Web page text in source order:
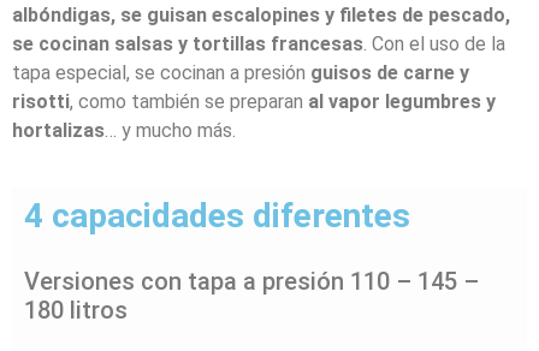
albóndigas, se guisan escalopines y filetes de pescado,
se cocinan salsas y tortillas francesas. Con el uso de la
tapa especial, se cocinan a presión guisos de carne y
risotti, como también se preparan al vapor legumbres y
hortalizas… y mucho más.
4 capacidades diferentes
Versiones con tapa a presión 110 – 145 –
180 litros